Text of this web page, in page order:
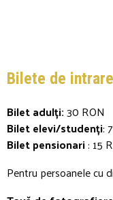
Bilete de intrare
Bilet adulți:30 RON
Bilet elevi/studenți:
Bilet pensionari: 15
Pentru persoanele cu